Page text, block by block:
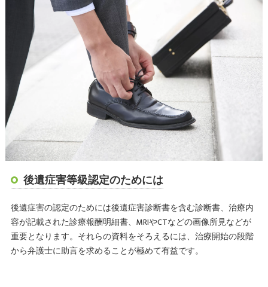
後遺症害等級認定のためには
後遺症害の認定のためには後遺症害診断書を含む診断書、治療内
容が記載された診療報酬明細書、MRIやCTなどの画像所見などが
重要となります。それらの資料をそろえるには、治療開始の段階
から弁護士に助言を求めることが極めて有益です。